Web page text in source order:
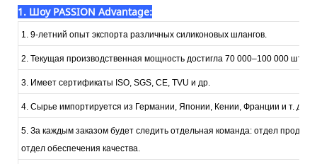
1. Шоу PASSION Advantage:
1. 9-летний опыт экспорта различных силиконовых шлангов.
2. Текущая производственная мощность достигла 70 000–100 000 штук
3. Имеет сертификаты ISO, SGS, CE, TVU и др.
4. Сырье импортируется из Германии, Японии, Кении, Франции и т. д.
5. За каждым заказом будет следить отдельная команда: отдел продаж,
отдел обеспечения качества.